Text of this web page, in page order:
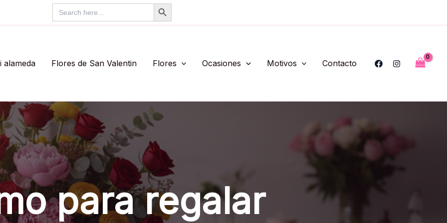
Search
for:
Search Button
alameda Flores de San Valentin Flores Ocasiones Motivos Contacto
para regalar